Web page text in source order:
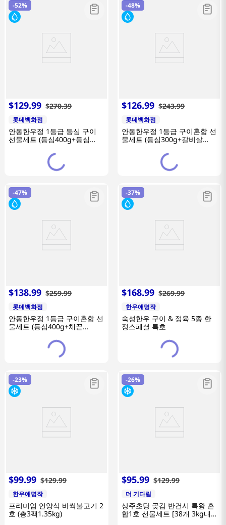
-52%
$129.99 $270.39
롯데백화점
안동한우정 1등급 등심 구이
선물세트 (등심400g+등심
-48%
$126.99 $243.99
롯데백화점
안동한우정 1등급 구이혼합 선
물세트 (등심300g+갈비살
300g+불고기300g+국거리
300g+산적300g)
-47%
$138.99 $259.99
롯데백화점
안동한우정 1등급 구이혼합 선
물세트 (등심400g+채끝
400g+불고기400g+국거리
-37%
$168.99 $269.99
한우애명작
숙성한우 구이 & 정육 5종 한
정스페셜 특호
-23%
$99.99 $129.99
한우애명작
프리미엄 언양식 바싹불고기 2
호 (총3팩1.35kg)
-26%
$95.99 $129.99
더 기다림
상주초당 곶감 반건시 특왕 혼
합1호 선물세트 [38개 3kg내